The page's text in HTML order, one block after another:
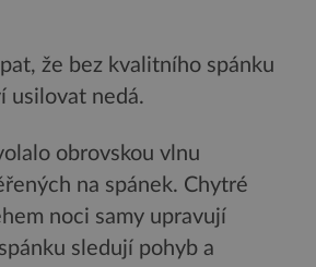
že bez kvalitního spánku
usilovat nedá.
obrovskou vlnu
na spánek. Chytré
noci samy upravují
sledují pohyb a